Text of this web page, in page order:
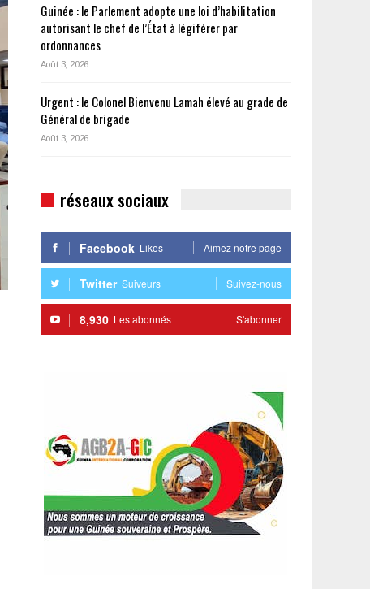
Guinée : le Parlement adopte une loi d’habilitation
autorisant le chef de l’État à légiférer par
ordonnances
Août 3, 2026
Urgent : le Colonel Bienvenu Lamah élevé au grade de
Général de brigade
Août 3, 2026
réseaux sociaux
Facebook Likes Aimez notre page
Twitter Suiveurs Suivez-nous
8,930 Les abonnés S'abonner